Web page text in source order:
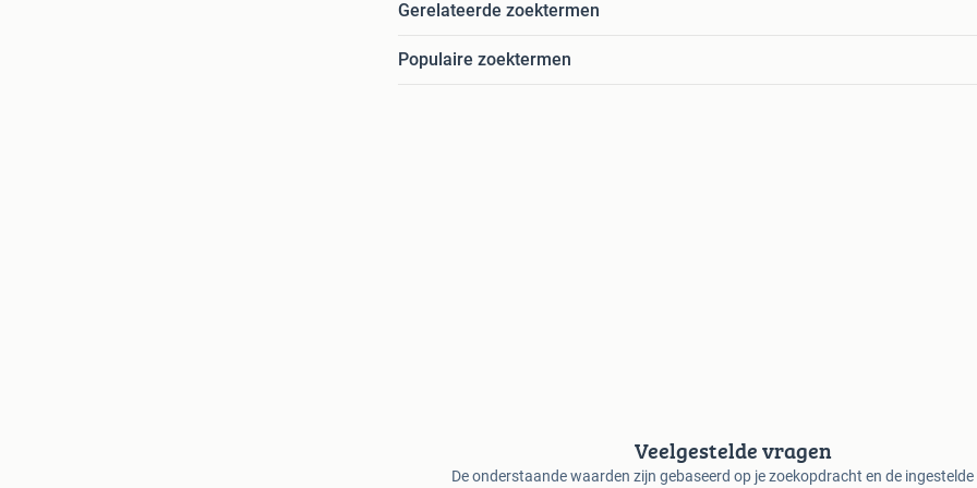
Gerelateerde zoektermen
Populaire zoektermen
Veelgestelde vragen
De onderstaande waarden zijn gebaseerd op je zoekopdracht en de